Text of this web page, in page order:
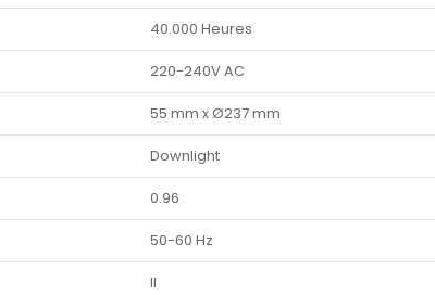
40.000 Heures
220-240V AC
55 mm x Ø237 mm
Downlight
0.96
50-60 Hz
II